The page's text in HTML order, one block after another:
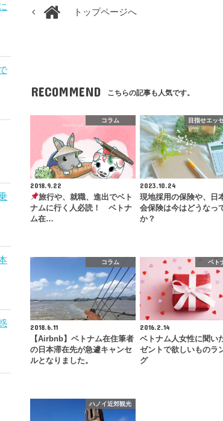
トップページへ
RECOMMEND こちらの記事も人気です。
コラム
2018.9.22
旅行や、就職、進出でベト
ナムに行く人必読！ ベトナ
ム在…
目指せエッ
2023.10.24
現地採用の保険や、日
会保険は今はどうなっ
か？
コラム
2018.6.11
【Airbnb】ベトナム在住筆者
の日本滞在先が急遽キャンセ
ルとなりました。
ベト
2016.2.14
ベトナム人女性に聞い
ゼントで欲しいものラ
グ
ハノイ近郊観光